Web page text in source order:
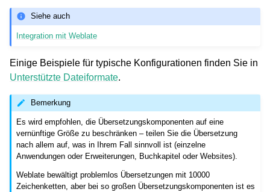
Siehe auch
Integration mit Weblate
Einige Beispiele für typische Konfigurationen finden Sie in
Unterstützte Dateiformate.
Bemerkung
Es wird empfohlen, die Übersetzungskomponenten auf eine
vernünftige Größe zu beschränken – teilen Sie die Übersetzung
nach allem auf, was in Ihrem Fall sinnvoll ist (einzelne
Anwendungen oder Erweiterungen, Buchkapitel oder Websites).
Weblate bewältigt problemlos Übersetzungen mit 10000
Zeichenketten, aber bei so großen Übersetzungskomponenten ist es